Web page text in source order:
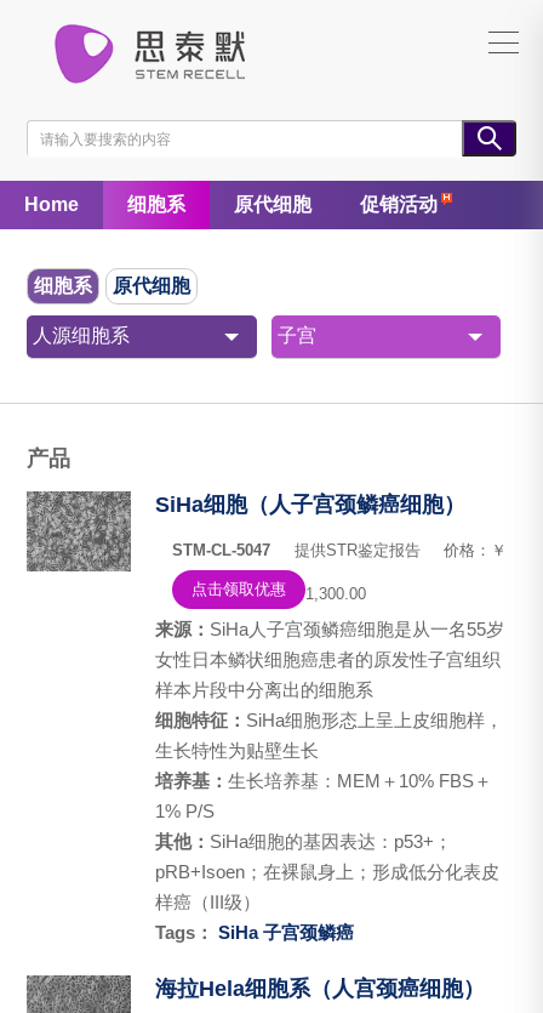
Home 细胞系 原代细胞 促销活动
细胞系 原代细胞
人源细胞系 子宫
产品
SiHa细胞（人子宫颈鳞癌细胞）
STM-CL-5047 提供STR鉴定报告 价格：￥
1,300.00
点击领取优惠
来源： SiHa人子宫颈鳞癌细胞是从一名55岁
女性日本鳞状细胞癌患者的原发性子宫组织
样本片段中分离出的细胞系
细胞特征： SiHa细胞形态上呈上皮细胞样，
生长特性为贴壁生长
培养基： 生长培养基：MEM＋10% FBS＋
1% P/S
其他： SiHa细胞的基因表达：p53+；
pRB+Isoen；在裸鼠身上；形成低分化表皮
样癌（III级）
Tags： SiHa 子宫颈鳞癌
海拉Hela细胞系（人宫颈癌细胞）